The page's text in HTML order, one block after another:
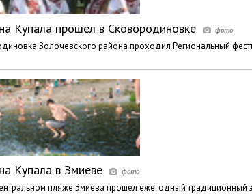
Купала прошел в Сковородиновке
Золочевского района проходил Региональный
Купала в Змиеве
пляже Змиева прошел ежегодный традиционный